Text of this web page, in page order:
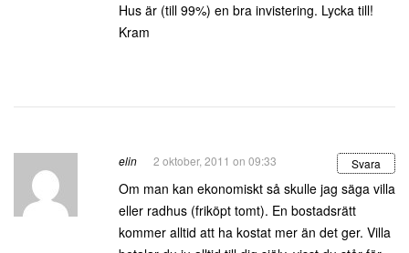
Hus är (till 99%) en bra invistering. Lycka till!
Kram
elin 2 oktober, 2011 on 09:33 Svara
Om man kan ekonomiskt så skulle jag säga villa
eller radhus (friköpt tomt). En bostadsrätt
kommer alltid att ha kostat mer än det ger. Villa